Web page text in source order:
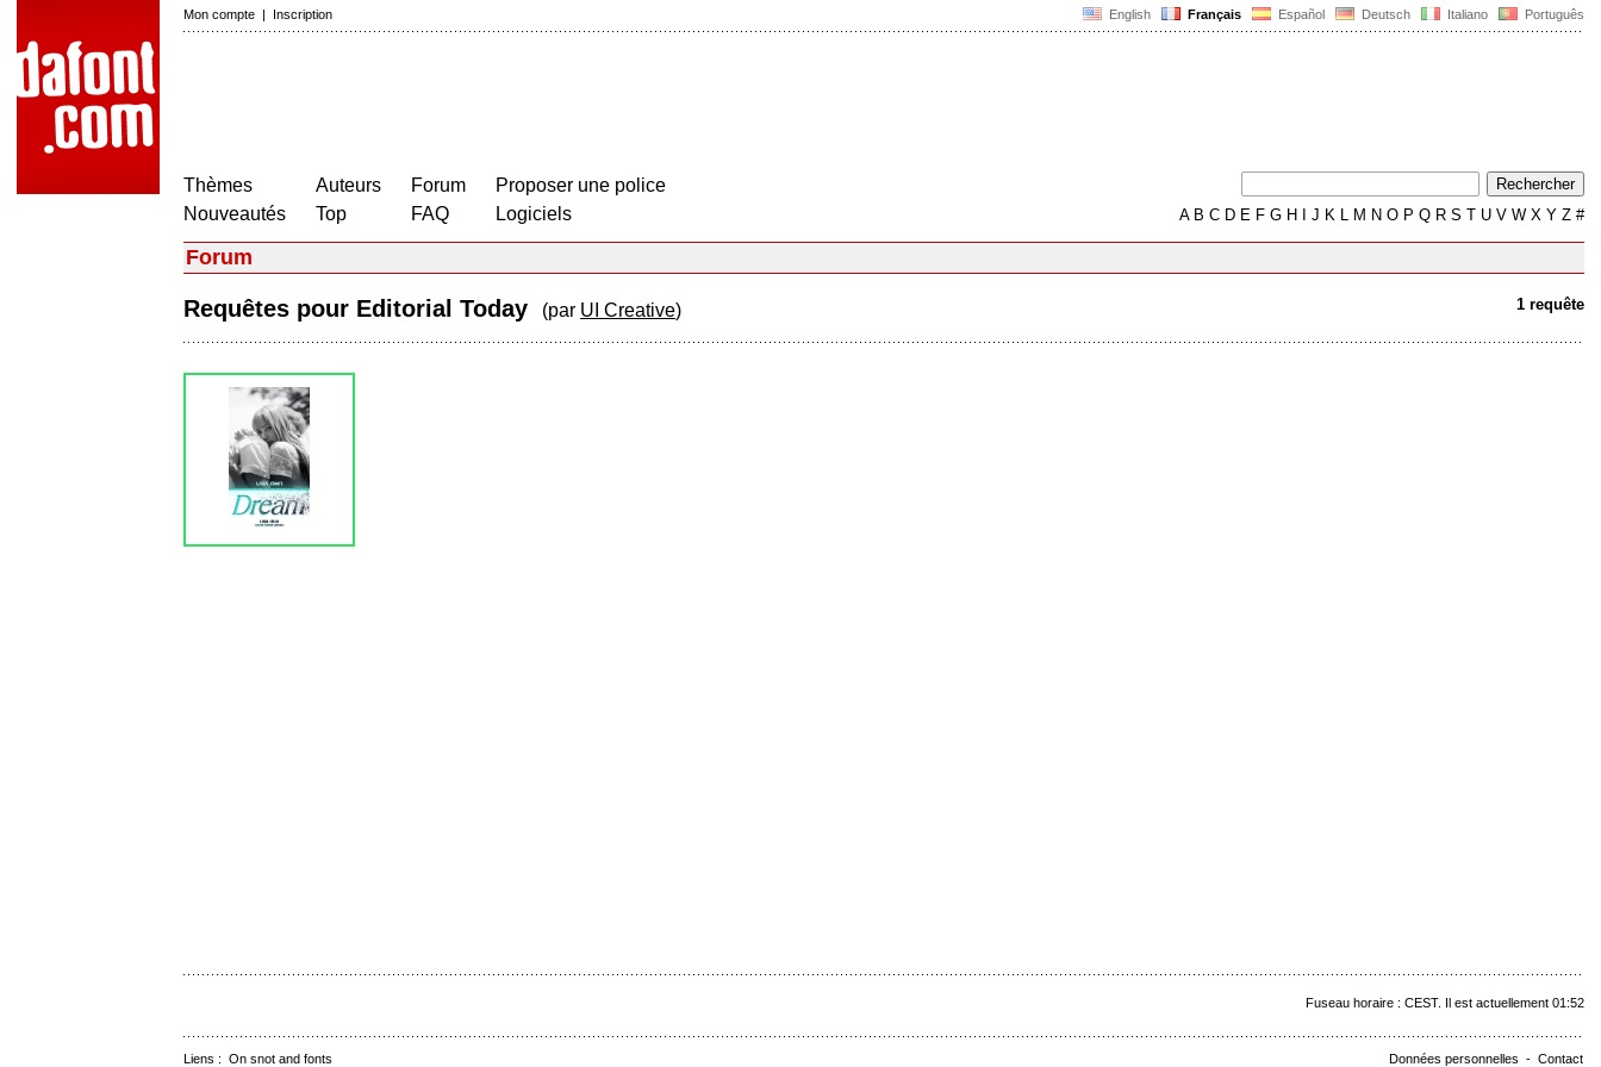
English Français Español Deutsch Italiano Português
Mon compte | Inscription
Thèmes
Nouveautés
Auteurs
Top
Forum
FAQ
Proposer une police
Logiciels
AB C D E F G H J K L M N O P Q R S T U V W X Y Z #
Forum
1 requête
Requêtes pour Editorial Today (par UI Creative)
Fuseau horaire : CEST. Il est actuellement 01:52
Données personnelles - Contact
Liens : On snot and fonts